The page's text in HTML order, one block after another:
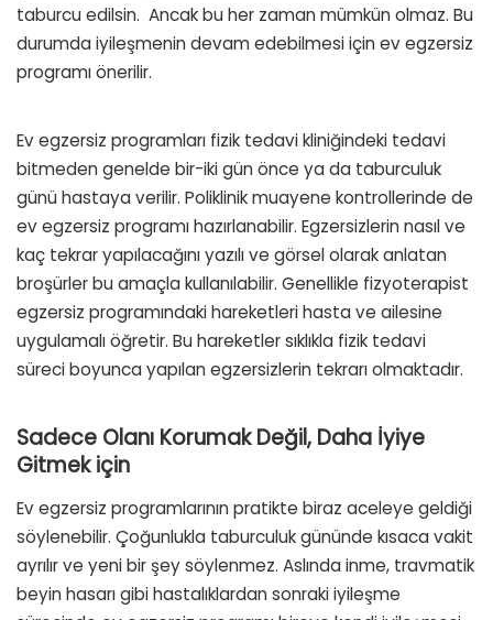
taburcu edilsin. Ancak bu her zaman mümkün olmaz. Bu
durumda iyileşmenin devam edebilmesi için ev egzersiz
programı önerilir.
Ev egzersiz programları fizik tedavi kliniğindeki tedavi
bitmeden genelde bir-iki gün önce ya da taburculuk
günü hastaya verilir. Poliklinik muayene kontrollerinde de
ev egzersiz programı hazırlanabilir. Egzersizlerin nasıl ve
kaç tekrar yapılacağını yazılı ve görsel olarak anlatan
broşürler bu amaçla kullanılabilir. Genellikle fizyoterapist
egzersiz programındaki hareketleri hasta ve ailesine
uygulamalı öğretir. Bu hareketler sıklıkla fizik tedavi
süreci boyunca yapılan egzersizlerin tekrarı olmaktadır.
Sadece Olanı Korumak Değil, Daha İyiye
Gitmek için
Ev egzersiz programlarının pratikte biraz aceleye geldiği
söylenebilir. Çoğunlukla taburculuk gününde kısaca vakit
ayrılır ve yeni bir şey söylenmez. Aslında inme, travmatik
beyin hasarı gibi hastalıklardan sonraki iyileşme